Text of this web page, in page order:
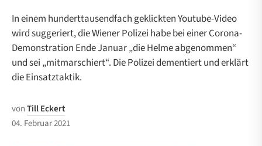
In einem hunderttausendfach geklickten Youtube-Video
wird suggeriert, die Wiener Polizei habe bei einer Corona-
Demonstration Ende Januar „die Helme abgenommen“
und sei „mitmarschiert“. Die Polizei dementiert und erklärt
die Einsatztaktik.
vonTill Eckert
04. Februar 2021